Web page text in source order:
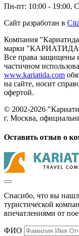
Пн-пт: 10:00 - 19:00,
Сайт разработан в
Компания
марки
Все права защищены
частичном
www.kariatida.com
на сайте, носит
офертой.
© 2002-2026
г. Москва,
Оставить отзыв о
Спасибо, что вы
туристической
впечатлениями от
ФИО